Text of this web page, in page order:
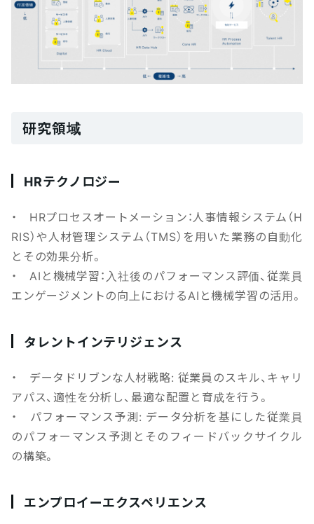
研究領域
HRテクノロジー
・ HRプロセスオートメーション：人事情報システム（H
RIS）や人材管理システム（TMS）を用いた業務の自動化
とその効果分析。
・ AIと機械学習：入社後のパフォーマンス評価、従業員
エンゲージメントの向上におけるAIと機械学習の活用。
タレントインテリジェンス
・ データドリブンな人材戦略: 従業員のスキル、キャリ
アパス、適性を分析し、最適な配置と育成を行う。
・ パフォーマンス予測: データ分析を基にした従業員
のパフォーマンス予測とそのフィードバックサイクル
の構築。
エンプロイーエクスペリエンス